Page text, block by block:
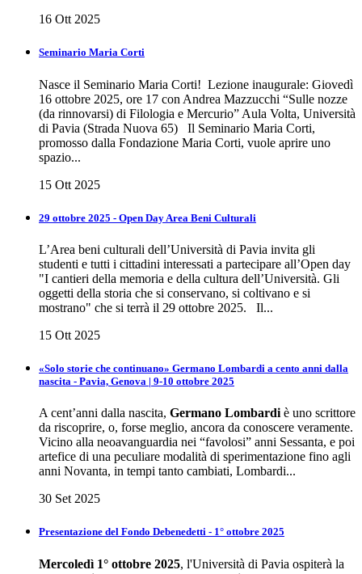
16 Ott 2025
Seminario Maria Corti
Nasce il Seminario Maria Corti! Lezione inaugurale: Giovedì
16 ottobre 2025, ore 17 con Andrea Mazzucchi “Sulle nozze
(da rinnovarsi) di Filologia e Mercurio” Aula Volta, Università
di Pavia (Strada Nuova 65) Il Seminario Maria Corti,
promosso dalla Fondazione Maria Corti, vuole aprire uno
spazio...
15 Ott 2025
29 ottobre 2025 - Open Day Area Beni Culturali
L’Area beni culturali dell’Università di Pavia invita gli
studenti e tutti i cittadini interessati a partecipare all’Open day
"I cantieri della memoria e della cultura dell’Università. Gli
oggetti della storia che si conservano, si coltivano e si
mostrano" che si terrà il 29 ottobre 2025. Il...
15 Ott 2025
«Solo storie che continuano» Germano Lombardi a cento anni dalla
nascita - Pavia, Genova | 9-10 ottobre 2025
A cent’anni dalla nascita, Germano Lombardi è uno scrittore
da riscoprire, o, forse meglio, ancora da conoscere veramente.
Vicino alla neoavanguardia nei “favolosi” anni Sessanta, e poi
artefice di una peculiare modalità di sperimentazione fino agli
anni Novanta, in tempi tanto cambiati, Lombardi...
30 Set 2025
Presentazione del Fondo Debenedetti - 1° ottobre 2025
Mercoledì 1° ottobre 2025, l'Università di Pavia ospiterà la